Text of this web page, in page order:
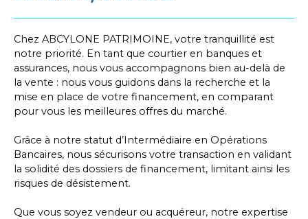
Chez ABCYLONE PATRIMOINE, votre tranquillité est
notre priorité. En tant que courtier en banques et
assurances, nous vous accompagnons bien au-delà de
la vente : nous vous guidons dans la recherche et la
mise en place de votre financement, en comparant
pour vous les meilleures offres du marché.
Grâce à notre statut d’Intermédiaire en Opérations
Bancaires, nous sécurisons votre transaction en validant
la solidité des dossiers de financement, limitant ainsi les
risques de désistement.
Que vous soyez vendeur ou acquéreur, notre expertise